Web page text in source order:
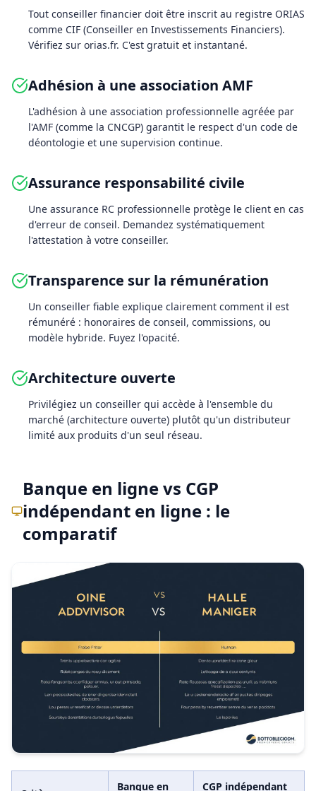
Tout conseiller financier doit être inscrit au registre ORIAS
comme CIF (Conseiller en Investissements Financiers).
Vérifiez sur orias.fr. C'est gratuit et instantané.
Adhésion à une association AMF
L'adhésion à une association professionnelle agréée par
l'AMF (comme la CNCGP) garantit le respect d'un code de
déontologie et une supervision continue.
Assurance responsabilité civile
Une assurance RC professionnelle protège le client en cas
d'erreur de conseil. Demandez systématiquement
l'attestation à votre conseiller.
Transparence sur la rémunération
Un conseiller fiable explique clairement comment il est
rémunéré : honoraires de conseil, commissions, ou
modèle hybride. Fuyez l'opacité.
Architecture ouverte
Privilégiez un conseiller qui accède à l'ensemble du
marché (architecture ouverte) plutôt qu'un distributeur
limité aux produits d'un seul réseau.
Banque en ligne vs CGP
indépendant en ligne : le
comparatif
Banque en CGP indépendant